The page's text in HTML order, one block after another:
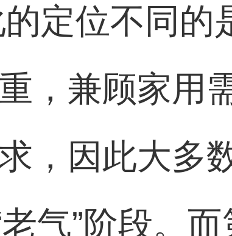
定位不同的
，兼顾家用
，因此大多
气”阶段。